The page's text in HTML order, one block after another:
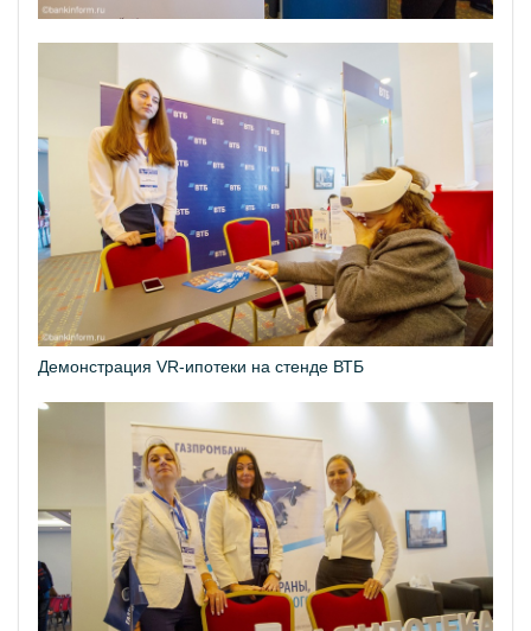
Демонстрация VR-ипотеки на стенде ВТБ